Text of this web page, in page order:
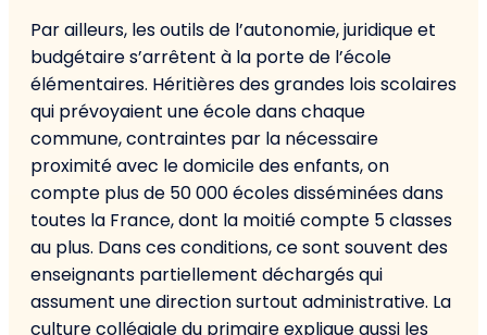
Par ailleurs, les outils de l’autonomie, juridique et
budgétaire s’arrêtent à la porte de l’école
élémentaires. Héritières des grandes lois scolaires
qui prévoyaient une école dans chaque
commune, contraintes par la nécessaire
proximité avec le domicile des enfants, on
compte plus de 50 000 écoles disséminées dans
toutes la France, dont la moitié compte 5 classes
au plus. Dans ces conditions, ce sont souvent des
enseignants partiellement déchargés qui
assument une direction surtout administrative. La
culture collégiale du primaire explique aussi les